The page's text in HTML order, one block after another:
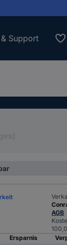
Support
AGB
Ersparnis